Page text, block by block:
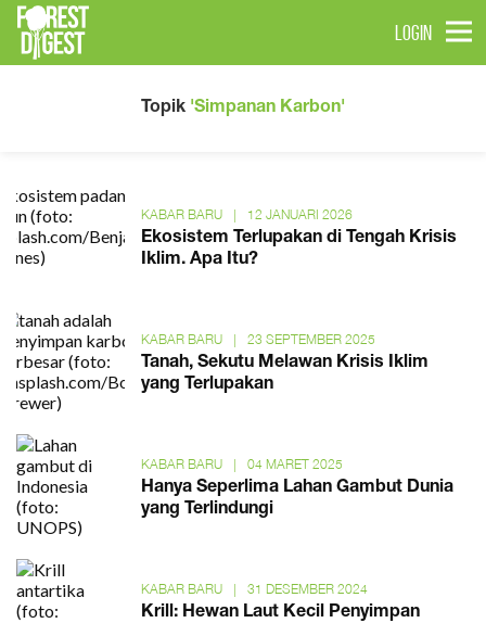
LOGIN
Topik 'Simpanan Karbon'
KABAR BARU | 12 JANUARI 2026
Ekosistem Terlupakan di Tengah Krisis
Iklim. Apa Itu?
KABAR BARU | 23 SEPTEMBER 2025
Tanah, Sekutu Melawan Krisis Iklim
yang Terlupakan
KABAR BARU | 04 MARET 2025
Hanya Seperlima Lahan Gambut Dunia
yang Terlindungi
KABAR BARU | 31 DESEMBER 2024
Krill: Hewan Laut Kecil Penyimpan